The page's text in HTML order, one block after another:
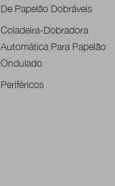
De Papelão Dobráveis
Coladeira-Dobradora
Automática Para Papelão
Ondulado
Periféricos